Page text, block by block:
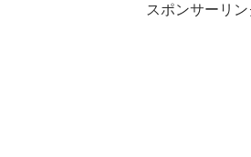
スポンサーリン